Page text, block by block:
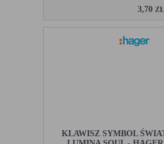
3,70 ZŁ
KLAWISZ SYMBOL